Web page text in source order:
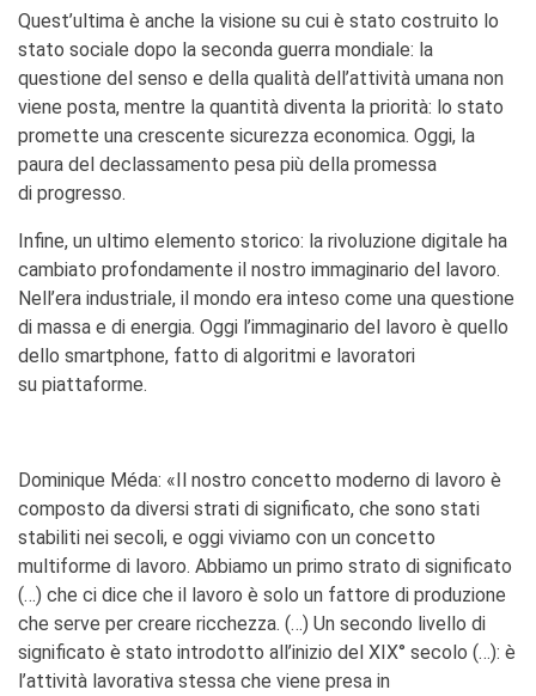
Quest’ultima è anche la visione su cui è stato costruito lo
stato sociale dopo la seconda guerra mondiale: la
questione del senso e della qualità dell’attività umana non
viene posta, mentre la quantità diventa la priorità: lo stato
promette una crescente sicurezza economica. Oggi, la
paura del declassamento pesa più della promessa
di progresso.
Infine, un ultimo elemento storico: la rivoluzione digitale ha
cambiato profondamente il nostro immaginario del lavoro.
Nell’era industriale, il mondo era inteso come una questione
di massa e di energia. Oggi l’immaginario del lavoro è quello
dello smartphone, fatto di algoritmi e lavoratori
su piattaforme.
Dominique Méda: «Il nostro concetto moderno di lavoro è
composto da diversi strati di significato, che sono stati
stabiliti nei secoli, e oggi viviamo con un concetto
multiforme di lavoro. Abbiamo un primo strato di significato
(…) che ci dice che il lavoro è solo un fattore di produzione
che serve per creare ricchezza. (…) Un secondo livello di
significato è stato introdotto all’inizio del XIX° secolo (…): è
l’attività lavorativa stessa che viene presa in